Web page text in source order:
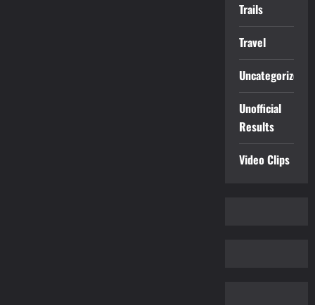
Trails
Travel
Uncategorized
Unofficial
Results
Video Clips